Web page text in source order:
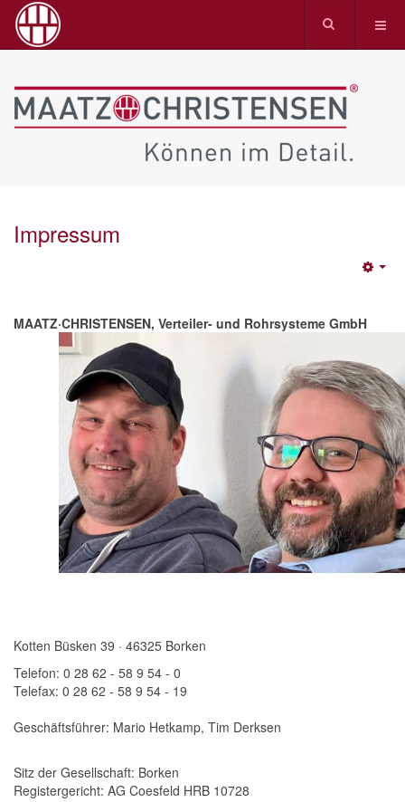
Impressum
MAATZ·CHRISTENSEN, Verteiler- und Rohrsysteme GmbH
Kotten Büsken 39 · 46325 Borken
Telefon: 0 28 62 - 58 9 54 - 0
Telefax: 0 28 62 - 58 9 54 - 19
Geschäftsführer: Mario Hetkamp, Tim Derksen
Sitz der Gesellschaft: Borken
Registergericht: AG Coesfeld HRB 10728